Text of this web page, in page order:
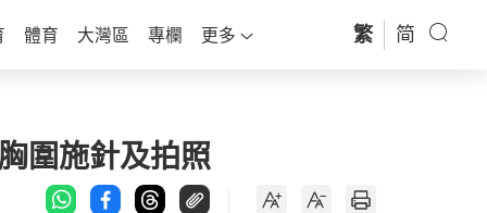
體育 大灣區 專欄 更多 繁 简
圍施針及拍照